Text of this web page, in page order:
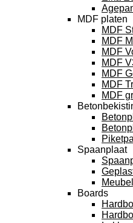
MDF platen
MDF
MDF
MDF
MDF
MDF
MDF
MDF
Spaanplaat
Boards